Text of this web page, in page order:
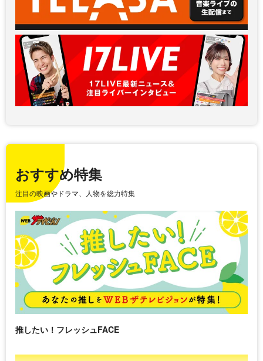
おすすめ特集
注目の映画やドラマ、人物を総力特集
推したい！フレッシュFACE